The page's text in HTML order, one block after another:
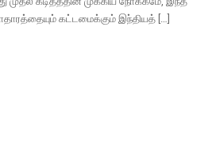
கட்டமைக்கும் இந்தியத் […]